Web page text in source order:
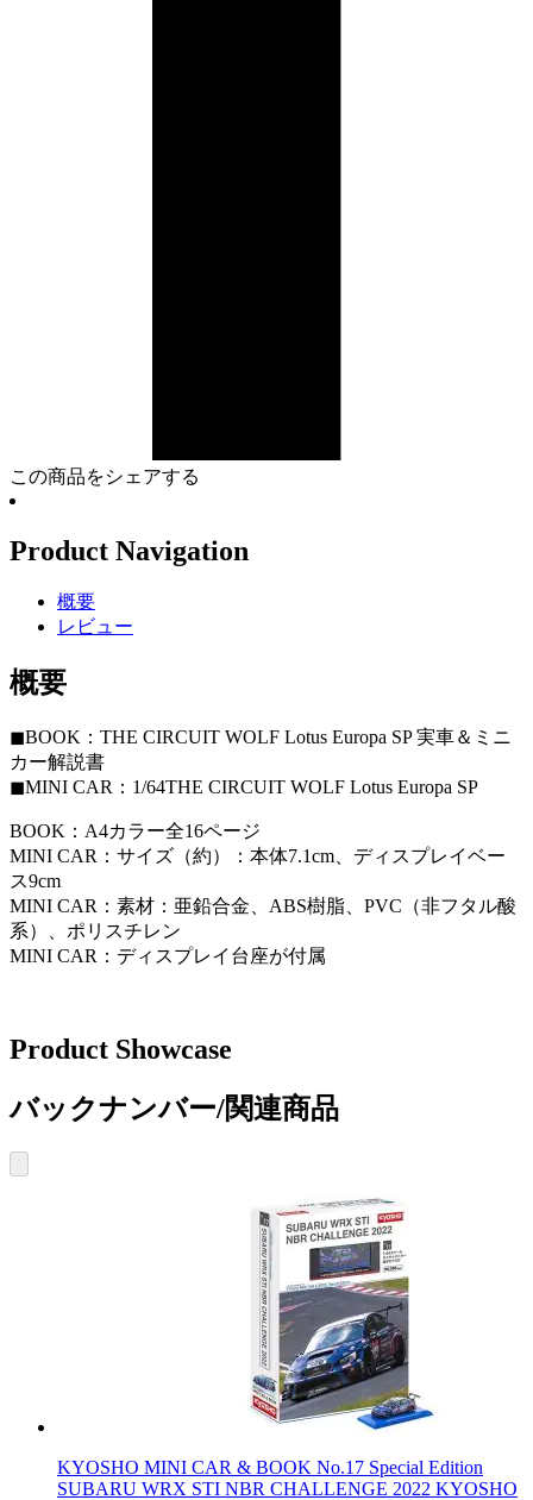
この商品をシェアする
Product Navigation
概要
レビュー
概要
◼︎BOOK：THE CIRCUIT WOLF Lotus Europa SP 実車＆ミニ
カー解説書
◼︎MINI CAR：1/64THE CIRCUIT WOLF Lotus Europa SP
BOOK：A4カラー全16ページ
MINI CAR：サイズ（約）：本体7.1cm、ディスプレイベー
ス9cm
MINI CAR：素材：亜鉛合金、ABS樹脂、PVC（非フタル酸
系）、ポリスチレン
MINI CAR：ディスプレイ台座が付属
Product Showcase
バックナンバー/関連商品
KYOSHO MINI CAR & BOOK No.17 Special Edition
SUBARU WRX STI NBR CHALLENGE 2022 KYOSHO